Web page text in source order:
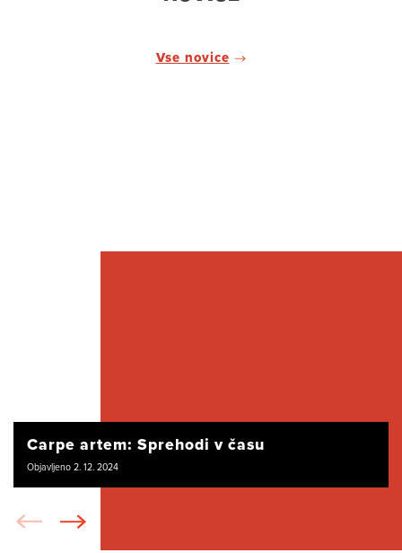
Vse novice
Carpe artem: Sprehodi v času
Objavljeno 2. 12. 2024